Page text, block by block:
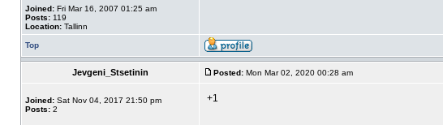
Joined: Fri Mar 16, 2007 01:25 am
Posts: 119
Location: Tallinn
Top
Jevgeni_Stsetinin Posted: Mon Mar 02, 2020 00:28 am
Joined: Sat Nov 04, 2017 21:50 pm
Posts: 2
+1